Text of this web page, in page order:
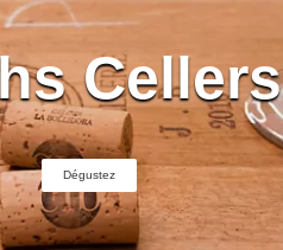
Cellers
Dégustez